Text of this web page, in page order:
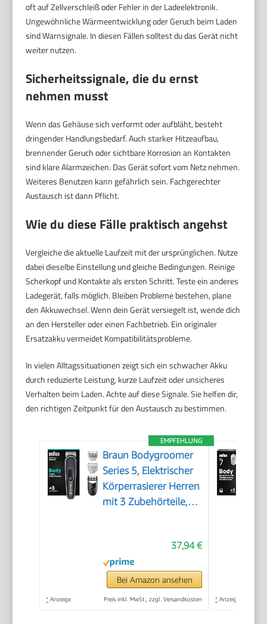
oft auf Zellverschleiß oder Fehler in der Ladeelektronik.
Ungewöhnliche Wärmeentwicklung oder Geruch beim Laden
sind Warnsignale. In diesen Fällen solltest du das Gerät nicht
weiter nutzen.
Sicherheitssignale, die du ernst
nehmen musst
Wenn das Gehäuse sich verformt oder aufbläht, besteht
dringender Handlungsbedarf. Auch starker Hitzeaufbau,
brennender Geruch oder sichtbare Korrosion an Kontakten
sind klare Alarmzeichen. Das Gerät sofort vom Netz nehmen.
Weiteres Benutzen kann gefährlich sein. Fachgerechter
Austausch ist dann Pflicht.
Wie du diese Fälle praktisch angehst
Vergleiche die aktuelle Laufzeit mit der ursprünglichen. Nutze
dabei dieselbe Einstellung und gleiche Bedingungen. Reinige
Scherkopf und Kontakte als ersten Schritt. Teste ein anderes
Ladegerät, falls möglich. Bleiben Probleme bestehen, plane
den Akkuwechsel. Wenn dein Gerät versiegelt ist, wende dich
an den Hersteller oder einen Fachbetrieb. Ein originaler
Ersatzakku vermeidet Kompatibilitätsprobleme.
In vielen Alltagssituationen zeigt sich ein schwacher Akku
durch reduzierte Leistung, kurze Laufzeit oder unsicheres
Verhalten beim Laden. Achte auf diese Signale. Sie helfen dir,
den richtigen Zeitpunkt für den Austausch zu bestimmen.
EMPFEHLUNG
Braun Bodygroomer
Series 5, Elektrischer
Körperrasierer Herren
mit 3 Zubehörteile,
Körper, 100 Min Akku,
Wasserdichter
Körperhaartrimmer,
BG5340, Grau
37,94 €
Bei Amazon ansehen
* Anzeige Preis inkl. MwSt., zzgl. Versandkosten * Anzeige